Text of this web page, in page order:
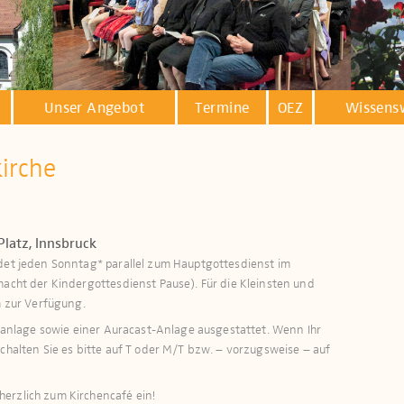
Unser Angebot Termine OEZ
Innsbruck
jeden Sonntag* parallel zum Hauptgottesdienst im
der Kindergottesdienst Pause). Für die Kleinsten und
zur Verfügung.​​​
sowie einer Auracast-Anlage ausge­stattet. Wenn Ihr
Sie es bitte auf T oder M/T bzw. – vorzugsweise – auf
zum Kirchencafé ein!